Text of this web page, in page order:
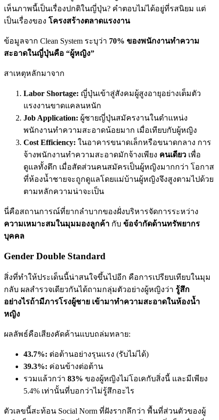
เห็นภาพนี้เป็นเรื่องปกติในญี่ปุ่น? คำตอบไม่ได้อยู่ที่รสนิยม แต่
เป็นเรื่องของ โครงสร้างตลาดแรงงาน
ข้อมูลจาก Clean System ระบุว่า 70% ของพนักงานทำความ
สะอาดในญี่ปุ่นคือ “ผู้หญิง”
สาเหตุหลักมาจาก
Labor Shortage: ญี่ปุ่นเข้าสู่สังคมผู้สูงอายุอย่างเต็มตัว
แรงงานขาดแคลนหนัก
Job Application: ผู้ชายญี่ปุ่นสมัครงานในตำแหน่ง
พนักงานทำความสะอาดน้อยมาก เมื่อเทียบกับผู้หญิง
Cost Efficiency: ในอาคารขนาดเล็กหรือขนาดกลาง การ
จ้างพนักงานทำความสะอาดมักจ้างเพียง คนเดียว เพื่อ
ดูแลทั้งตึก เมื่อสัดส่วนคนสมัครเป็นผู้หญิงมากกว่า โอกาส
ที่ห้องน้ำชายจะถูกดูแลโดยแม่บ้านผู้หญิงจึงสูงตามไปด้วย
ตามหลักความน่าจะเป็น
นี่คือสถานการณ์ที่ยากลำบากของฝั่งบริหารจัดการระหว่าง
ความเหมาะสมในมุมมองลูกค้า กับ ข้อจำกัดด้านทรัพยากร
บุคคล
Gender Double Standard
สิ่งที่ทำให้ประเด็นนี้น่าสนใจขึ้นไปอีก คือการเปรียบเทียบในมุม
กลับ ผลสำรวจเดียวกันได้ถามกลุ่มตัวอย่างผู้หญิงว่า รู้สึก
อย่างไรถ้ามีภารโรงผู้ชาย เข้ามาทำความสะอาดในห้องน้ำ
หญิง
ผลลัพธ์คือเสียงคัดค้านแบบถล่มทลาย:
43.7%: ต่อต้านอย่างรุนแรง (รับไม่ได้)
39.3%: ค่อนข้างต่อต้าน
รวมแล้วกว่า 83% ของผู้หญิงไม่โอเคกับสิ่งนี้ และมีเพียง
5.4% เท่านั้นที่บอกว่าไม่รู้สึกอะไร
ตัวเลขนี้สะท้อน Social Norm ที่ฝังรากลึกว่า พื้นที่ส่วนตัวของผู้